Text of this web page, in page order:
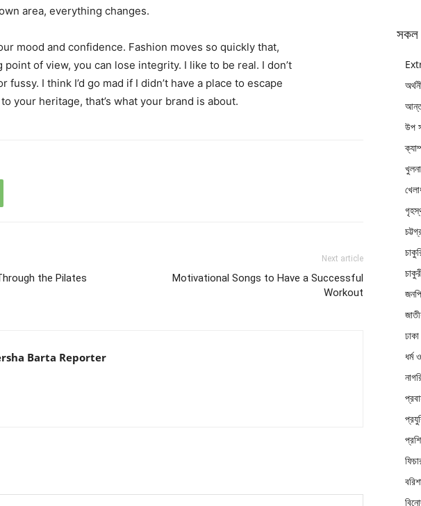
area, everything changes.
mood and confidence. Fashion moves so quickly that,
point of view, you can lose integrity. I like to be real. I don’t
fussy. I think I’d go mad if I didn’t have a place to escape
your heritage, that’s what your brand is about.
the Pilates
Next article
Motivational Songs to Have a Successful
Workout
Barta Reporter
সকল
উপ
খুলনা
ঢাকা
ধর্ম